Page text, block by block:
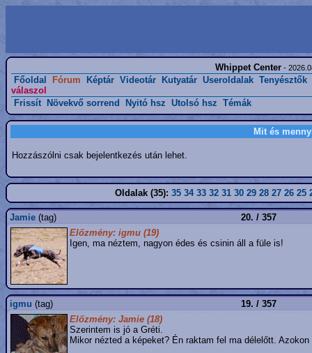
Whippet Center -
Főoldal Fórum Képtár Videotár Kutyatár Useroldalak Tenyésztők
válaszol
Frissít
Növekvő sorrend Nyitó hsz Utolsó hsz Témák
Mit és
Hozzászólni csak bejelentkezés után lehet.
Oldalak (35): 35 34 33 32 31 30 29 28 27 26 25
Jamie (tag)
20. / 357
Előzmény: igmu (19)
Igen, ma néztem, nagyon édes és csinin áll a füle is!
igmu (tag)
19. / 357
Előzmény: Jamie (18)
Szerintem is jó a Gréti.
Mikor nézted a képeket? Én raktam fel ma délelőtt.